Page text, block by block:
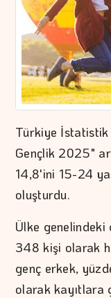
Türkiye
Gençlik 2025"
14,8'ini 15-24
oluşturdu.
Ülke genelindeki
348 kişi olarak
genç erkek,
olarak kayıtlara